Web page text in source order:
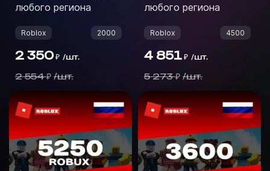
любого региона
Roblox 2000
2 350 ₽ /шт.
2 554 ₽ /шт.
любого региона
Roblox 4500
4 851 ₽ /шт.
5 273 ₽ /шт.